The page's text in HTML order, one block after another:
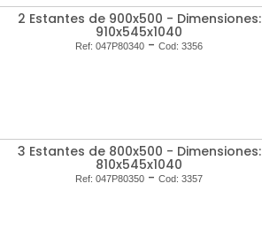
2 Estantes de 900x500 - Dimensiones:
910x545x1040
Ref: 047P80340 - Cod: 3356
3 Estantes de 800x500 - Dimensiones:
810x545x1040
Ref: 047P80350 - Cod: 3357